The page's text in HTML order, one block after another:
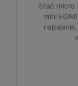
čitač micro
mini